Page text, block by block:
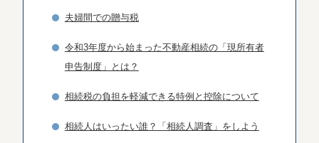
夫婦間での贈与税
令和3年度から始まった不動産相続の「現所有者
申告制度」とは？
相続税の負担を軽減できる特例と控除について
相続人はいったい誰？「相続人調査」をしよう